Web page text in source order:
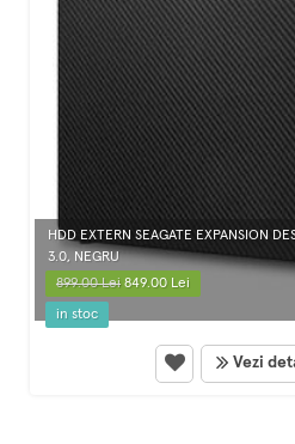
HDD EXTERN SEAGATE EXPANSION
3.0, NEGRU
899.00 Lei849.00 Lei
in stoc
Vezi